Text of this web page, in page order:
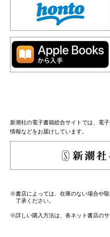
新潮社の電子書籍総合サイトでは、電
情報などをお届けしています。
※書店によっては、在庫のない場合や
了承ください。
※詳しい購入方法は、各ネット書店のサ